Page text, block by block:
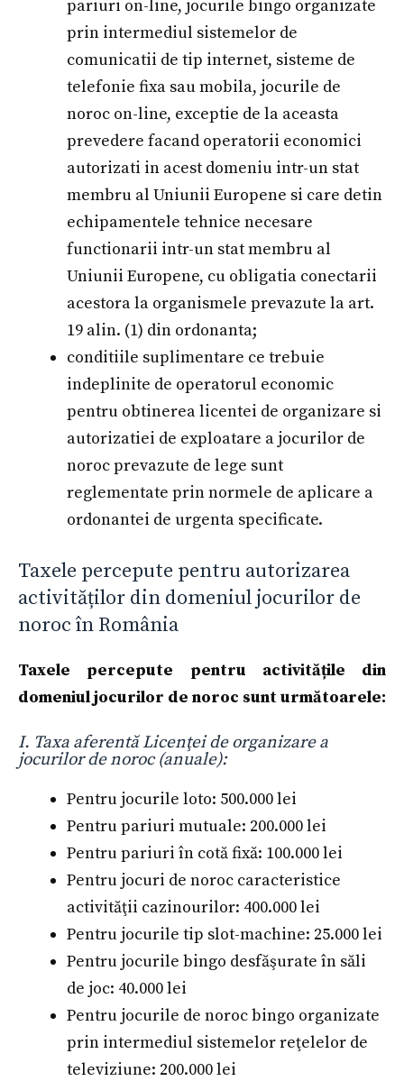
pariuri on-line, jocurile bingo organizate
prin intermediul sistemelor de
comunicatii de tip internet, sisteme de
telefonie fixa sau mobila, jocurile de
noroc on-line, exceptie de la aceasta
prevedere facand operatorii economici
autorizati in acest domeniu intr-un stat
membru al Uniunii Europene si care detin
echipamentele tehnice necesare
functionarii intr-un stat membru al
Uniunii Europene, cu obligatia conectarii
acestora la organismele prevazute la art.
19 alin. (1) din ordonanta;
conditiile suplimentare ce trebuie
indeplinite de operatorul economic
pentru obtinerea licentei de organizare si
autorizatiei de exploatare a jocurilor de
noroc prevazute de lege sunt
reglementate prin normele de aplicare a
ordonantei de urgenta specificate.
Taxele percepute pentru autorizarea
activităților din domeniul jocurilor de
noroc în România
Taxele percepute pentru activitățile din
domeniul jocurilor de noroc sunt următoarele:
I. Taxa aferentă Licenţei de organizare a
jocurilor de noroc (anuale):
Pentru jocurile loto: 500.000 lei
Pentru pariuri mutuale: 200.000 lei
Pentru pariuri în cotă fixă: 100.000 lei
Pentru jocuri de noroc caracteristice
activităţii cazinourilor: 400.000 lei
Pentru jocurile tip slot-machine: 25.000 lei
Pentru jocurile bingo desfăşurate în săli
de joc: 40.000 lei
Pentru jocurile de noroc bingo organizate
prin intermediul sistemelor reţelelor de
televiziune: 200.000 lei